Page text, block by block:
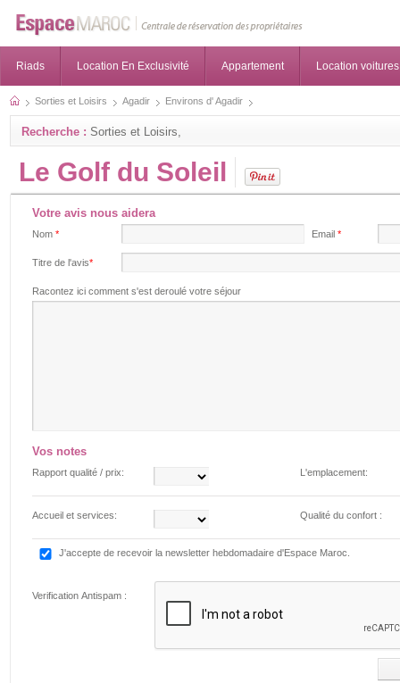
Riads Location En Exclusivité Appartement Location voitures
Sorties et Loisirs Agadir Environs d' Agadir
Recherche : Sorties et Loisirs,
Le Golf du Soleil
Votre avis nous aidera
Nom * Email *
Titre de l'avis*
Racontez ici comment s'est deroulé votre séjour
Vos notes
Rapport qualité / prix: L'emplacement:
Accueil et services: Qualité du confort :
J'accepte de recevoir la newsletter hebdomadaire d'Espace Maroc.
Verification Antispam :